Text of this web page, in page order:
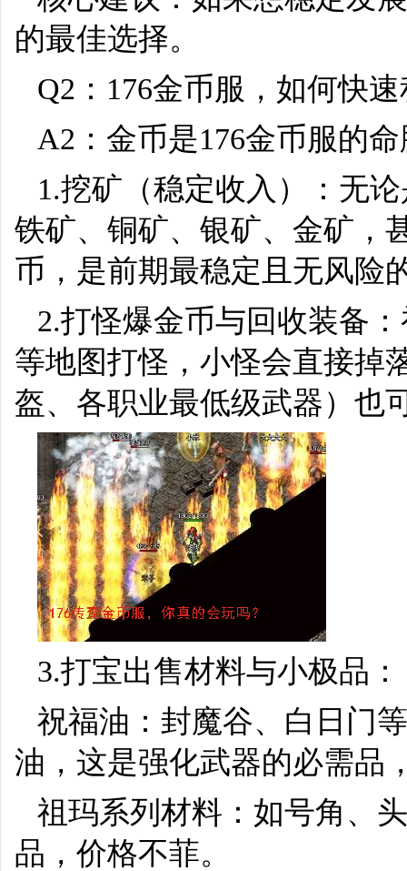
的最佳选择。
Q2：176金币服，如何快
A2：金币是176金币服的
1.挖矿（稳定收入）：无
铁矿、铜矿、银矿、金矿，
币，是前期最稳定且无风险
2.打怪爆金币与回收装备
等地图打怪，小怪会直接掉
盔、各职业最低级武器）也
3.打宝出售材料与小极品：
祝福油：封魔谷、白日门
油，这是强化武器的必需品
祖玛系列材料：如号角、
品，价格不菲。